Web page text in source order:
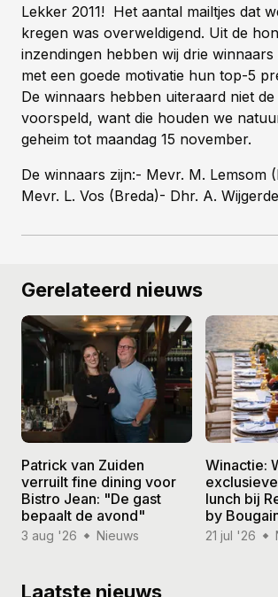
Lekker 2011! Het aantal mailtjes dat
kregen was overweldigend. Uit de
inzendingen hebben wij drie winnaars
met een goede motivatie hun top-5
De winnaars hebben uiteraard niet
voorspeld, want die houden we
geheim tot maandag 15 november.
De winnaars zijn:- Mevr. M. Lemsom
Mevr. L. Vos (Breda)- Dhr. A.
Gerelateerd nieuws
Patrick van Zuiden
verruilt fine dining voor
Bistro Jean: "De gast
bepaalt de avond"
3 aug '26 Nieuws
Winactie:
lunch bij
by
21 jul '26
Laatste nieuws